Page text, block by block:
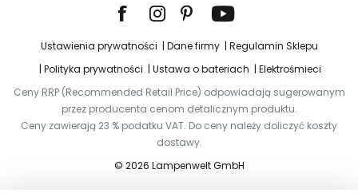
Ustawienia prywatności Dane firmy
Regulamin Sklepu
Polityka prywatności
Ustawa o bateriach
Elektrośmieci
Ceny RRP (Recommended Retail Price) odpowiadają sugerowanym
przez producenta cenom detalicznym produktu.
Ceny zawierają 23 % podatku VAT. Do ceny należy doliczyć koszty
dostawy.
© 2026 Lampenwelt GmbH